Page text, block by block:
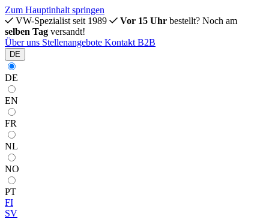
Zum Hauptinhalt springen
VW-Spezialist seit 1989
Vor 15 Uhr bestellt? Noch am
selben Tag versandt!
Über uns Stellenangebote Kontakt B2B
DE
DE
EN
FR
NL
NO
PT
FI
SV